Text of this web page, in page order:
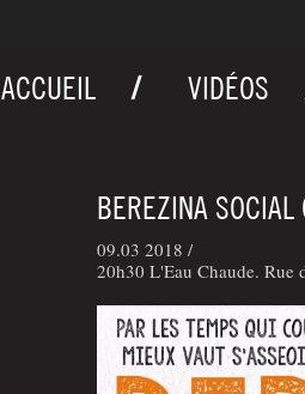
ACCUEIL VIDÉOS
BEREZINA SOCIAL
09.03 2018 /
20h30 L'Eau Chaude. Rue